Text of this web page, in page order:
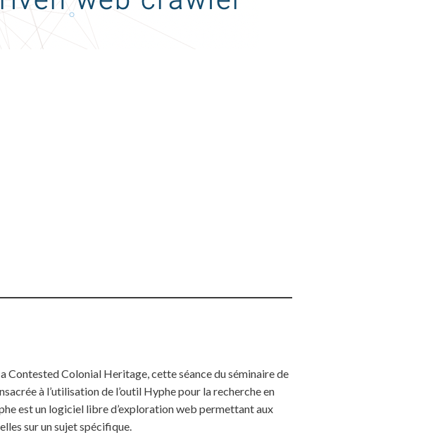
Colonial Heritage, cette séance du séminaire de
à l’utilisation de l’outil Hyphe pour la recherche en
est un logiciel libre d’exploration web permettant aux
sur un sujet spécifique.